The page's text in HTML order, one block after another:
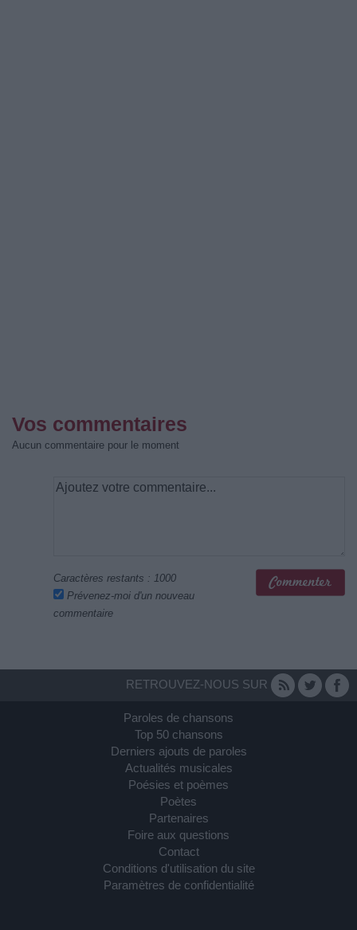
Vos commentaires
Aucun commentaire pour le moment
Caractères restants : 1000
Prévenez-moi d'un nouveau
commentaire
RETROUVEZ-NOUS SUR
Paroles de chansons
Top 50 chansons
Derniers ajouts de paroles
Actualités musicales
Poésies et poèmes
Poètes
Partenaires
Foire aux questions
Contact
Conditions d'utilisation du site
Paramètres de confidentialité